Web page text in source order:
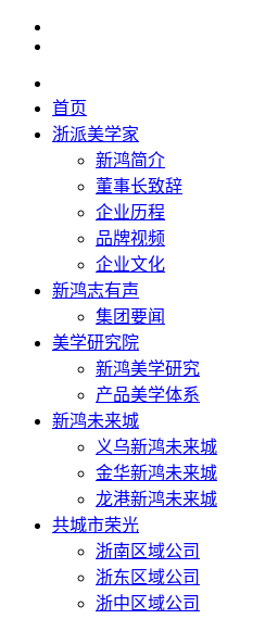
首页
浙派美学家
新鸿简介
董事长致辞
企业历程
品牌视频
企业文化
新鸿志有声
集团要闻
美学研究院
新鸿美学研究
产品美学体系
新鸿未来城
义乌新鸿未来城
金华新鸿未来城
龙港新鸿未来城
共城市荣光
浙南区域公司
浙东区域公司
浙中区域公司